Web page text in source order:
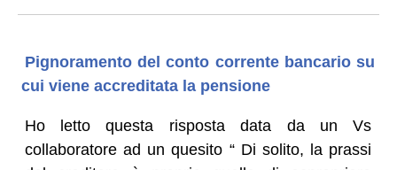
Pignoramento del conto corrente bancario su
cui viene accreditata la pensione
Ho letto questa risposta data da un Vs
collaboratore ad un quesito “ Di solito, la prassi